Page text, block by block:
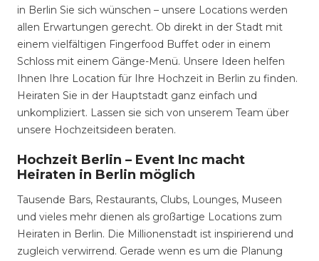
in Berlin Sie sich wünschen – unsere Locations werden
allen Erwartungen gerecht. Ob direkt in der Stadt mit
einem vielfältigen Fingerfood Buffet oder in einem
Schloss mit einem Gänge-Menü. Unsere Ideen helfen
Ihnen Ihre Location für Ihre Hochzeit in Berlin zu finden.
Heiraten Sie in der Hauptstadt ganz einfach und
unkompliziert. Lassen sie sich von unserem Team über
unsere Hochzeitsideen beraten.
Hochzeit Berlin – Event Inc macht
Heiraten in Berlin möglich
Tausende Bars, Restaurants, Clubs, Lounges, Museen
und vieles mehr dienen als großartige Locations zum
Heiraten in Berlin. Die Millionenstadt ist inspirierend und
zugleich verwirrend. Gerade wenn es um die Planung